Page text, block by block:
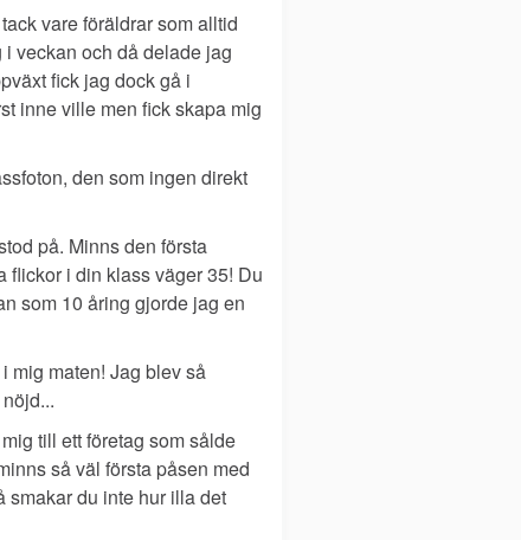
vare föräldrar som alltid
veckan och då delade jag
fick jag dock gå i
inne ville men fick skapa mig
den som ingen direkt
på. Minns den första
flickor i din klass väger 35! Du
som 10 åring gjorde jag en
mig maten! Jag blev så
till ett företag som sålde
så väl första påsen med
smakar du inte hur illa det